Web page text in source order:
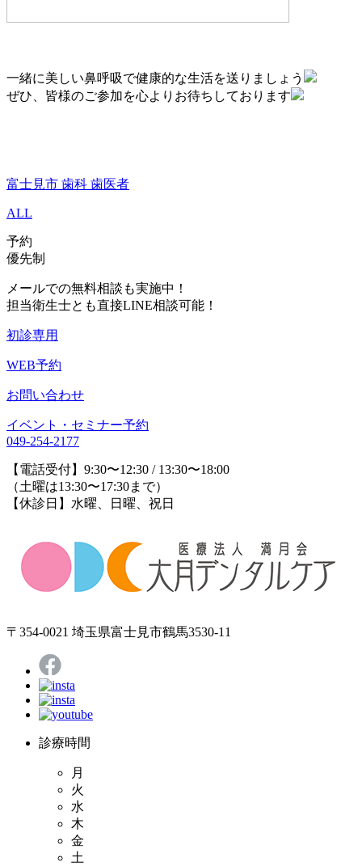
一緒に美しい鼻呼吸で健康的な生活を送りましょう
ぜひ、皆様のご参加を心よりお待ちしております
富士見市 歯科 歯医者
ALL
予約
優先制
メールでの無料相談も実施中！
担当衛生士とも直接LINE相談可能！
初診専用
WEB予約
お問い合わせ
イベント・セミナー予約
049-254-2177
【電話受付】9:30〜12:30 / 13:30〜18:00
（土曜は13:30〜17:30まで）
【休診日】水曜、日曜、祝日
〒354-0021 埼玉県富士見市鶴馬3530-11
診療時間
月
火
水
木
金
土